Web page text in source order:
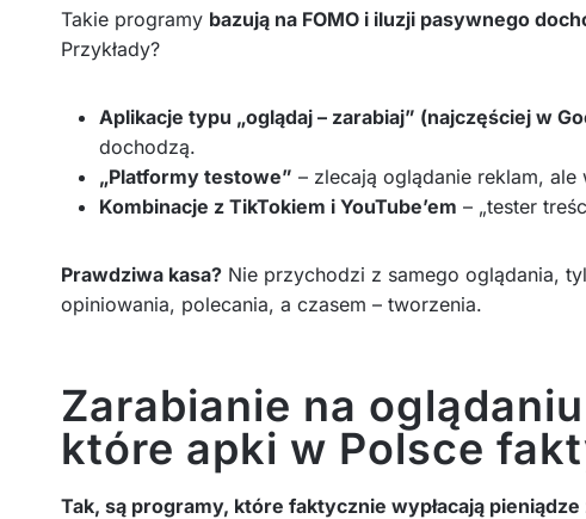
Takie programy bazują na FOMO i iluzji pasywnego
Przykłady?
Aplikacje typu „oglądaj – zarabiaj” (najczęściej w
dochodzą.
„Platformy testowe” – zlecają oglądanie reklam, ale
Kombinacje z TikTokiem i YouTube’em – „tester
Prawdziwa kasa? Nie przychodzi z samego oglądania,
opiniowania, polecania, a czasem – tworzenia.
Zarabianie na
które apki w Polsce
Tak, są programy, które faktycznie wypłacają